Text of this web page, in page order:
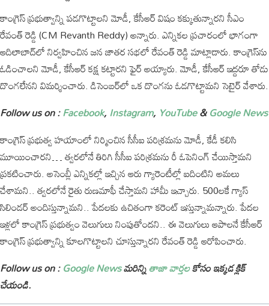
కాంగ్రెస్ ప్రభుత్వాన్ని పడగొట్టాలని మోడీ, కేసీఆర్ విషం కక్కుతున్నారని సీఎం
రేవంత్ రెడ్డి (CM Revanth Reddy) అన్నారు. ఎన్నికల ప్రచారంలో భాగంగా
ఆదిలాబాద్‌లో నిర్వహించిన జన జాతర సభలో రేవంత్ రెడ్డి మాట్లాడారు. కాంగ్రెస్‌ను
ఓడించాలని మోడీ, కేసీఆర్ కక్ష కట్టారని ఫైర్ అయ్యారు. మోడీ, కేసీఆర్ ఇద్దరూ తోడు
దొంగలేనని విమర్శించారు. డిసెంబర్‌లో ఒక దొంగను ఓడగొట్టామని సెటైర్ వేశారు.
Follow us on :Facebook, Instagram, YouTube&Google News
కాంగ్రెస్ ప్రభుత్వ హయాంలో నిర్మించిన సీసీఐ పరిశ్రమను మోడీ, కేడీ కలిసి
మూయించారని… త్వరలోనే తిరిగి సీసీఐ పరిశ్రమను రీ ఓపెనింగ్ చేయిస్తామని
ప్రకటించారు. అసెంబ్లీ ఎన్నికల్లో ఇచ్చిన ఆరు గ్యారెంటీల్లో ఐదింటిని అమలు
చేశామని.. త్వరలోనే రైతు రుణమాఫీ చేస్తామని హామీ ఇచ్చారు. 500లకే గ్యాస్
సిలిండర్ అందిస్తున్నామని.. పేదలకు ఉచితంగా కరెంట్ ఇస్తున్నామన్నారు. పేదల
ఇళ్లలో కాంగ్రెస్ ప్రభుత్వం వెలుగులు నింపుతోందని.. ఈ వెలుగులు ఆపాలనే కేసీఆర్
కాంగ్రెస్ ప్రభుత్వాన్ని కూలగొట్టాలని చూస్తున్నారని రేవంత్ రెడ్డి ఆరోపించారు.
Follow us on :Google Newsమరిన్నితాజా వార్తలకోసం ఇక్కడ క్లిక్
చేయండి.